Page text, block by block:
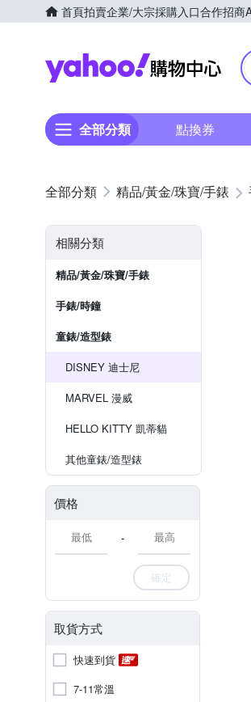
首頁拍賣企業/大宗採購入口合作招商
全部分類 點換券
精品/黃金/珠寶/手錶
相關分類
精品/黃金/珠寶/手錶
手錶/時鐘
童錶/造型錶
DISNEY 迪士尼
MARVEL 漫威
HELLO KITTY 凱蒂貓
其他童錶/造型錶
價格
-
確定
取貨方式
快速到貨
7-11常溫